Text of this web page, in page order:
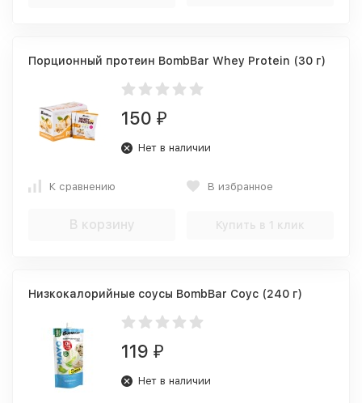
Порционный протеин BombBar Whey Protein (30 г)
150 ₽
Нет в наличии
К сравнению В избранное
В корзину Купить в 1 клик
Низкокалорийные соусы BombBar Соус (240 г)
119 ₽
Нет в наличии